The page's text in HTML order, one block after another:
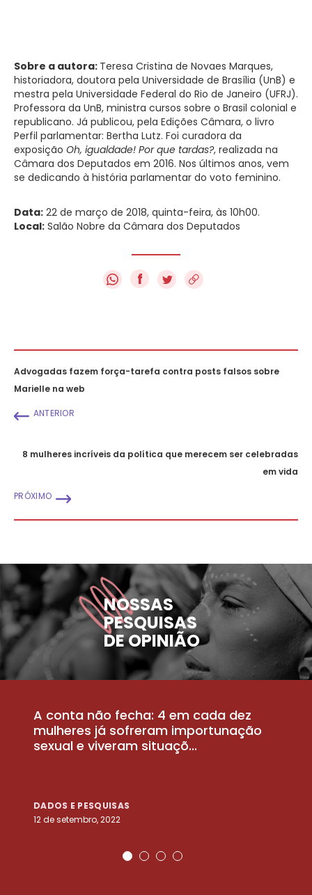
Sobre a autora: Teresa Cristina de Novaes Marques,
historiadora, doutora pela Universidade de Brasília (UnB) e
mestra pela Universidade Federal do Rio de Janeiro (UFRJ).
Professora da UnB, ministra cursos sobre o Brasil colonial e
republicano. Já publicou, pela Edições Câmara, o livro
Perfil parlamentar: Bertha Lutz. Foi curadora da
exposição Oh, igualdade! Por que tardas?, realizada na
Câmara dos Deputados em 2016. Nos últimos anos, vem
se dedicando à história parlamentar do voto feminino.
Data: 22 de março de 2018, quinta-feira, às 10h00.
Local: Salão Nobre da Câmara dos Deputados
f
Advogadas fazem força-tarefa contra posts falsos sobre
Marielle na web
ANTERIOR
8 mulheres incríveis da política que merecem ser celebradas
em vida
PRÓXIMO
NOSSAS
PESQUISAS
DE OPINIÃO
A conta não fecha: 4 em cada dez
mulheres já sofreram importunação
sexual e viveram situaçõ...
DADOS E PESQUISAS
12 de setembro, 2022